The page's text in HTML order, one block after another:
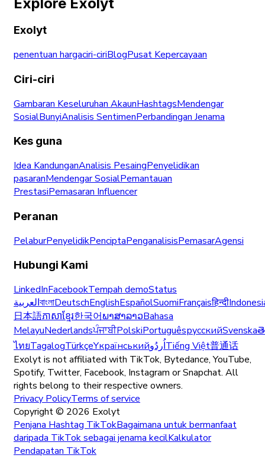
Exolyt
penentuan hargaciri-ciriBlogPusat Kepercayaan
Ciri-ciri
Gambaran Keseluruhan AkaunHashtagsMendengar
SosialBunyiAnalisis SentimenPerbandingan Jenama
Kes guna
Idea KandunganAnalisis PesaingPenyelidikan
pasaranMendengar SosialPemantauan
PrestasiPemasaran Influencer
Peranan
PelaburPenyelidikPenciptaPenganalisisPemasarAgensi
Hubungi Kami
LinkedInFacebookTempah demoStatus
العربيةবাংলাDeutschEnglishEspañolSuomiFrançaisहिन्दी
日本語ភាសាខ្មែរ한국어ພາສາລາວBahasa
MelayuNederlandsਪੰਜਾਬੀPolskiPortuguêsрусскийSvenska
ไทยTagalogTürkçeYкраїнськийاُردُوTiếng Việt普通话
Exolyt is not affiliated with TikTok, Bytedance, YouTube,
Spotify, Twitter, Facebook, Instagram or Snapchat. All
rights belong to their respective owners.
Privacy PolicyTerms of service
Copyright © 2026 Exolyt
Penjana Hashtag TikTokBagaimana untuk bermanfaat
daripada TikTok sebagai jenama kecilKalkulator
Pendapatan TikTok